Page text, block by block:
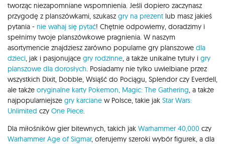
tworząc niezapomniane wspomnienia. Jeśli dopiero zaczynasz
przygodę z planszówkami, szukasz gry na prezent lub masz jakieś
pytania - nie wahaj się pytać! Chętnie odpowiemy, doradzimy i
spełnimy twoje planszówkowe pragnienia. W naszym
asortymencie znajdziesz zarówno popularne gry planszowe dla
dzieci, jak i pasjonujące gry rodzinne, a także unikalne tytuły i gry
planszowe dla dorosłych. Posiadamy nie tylko uwielbiane przez
wszystkich Dixit, Dobble, Wsiąść do Pociągu, Splendor czy Everdell,
ale także oryginalne karty Pokemon, Magic: The Gathering, a także
najpopularniejsze gry karciane w Polsce, takie jak Star Wars:
Unlimited czy One Piece.
Dla miłośników gier bitewnych, takich jak Warhammer 40,000 czy
Warhammer Age of Sigmar, oferujemy szeroki wybór figurek, a dla